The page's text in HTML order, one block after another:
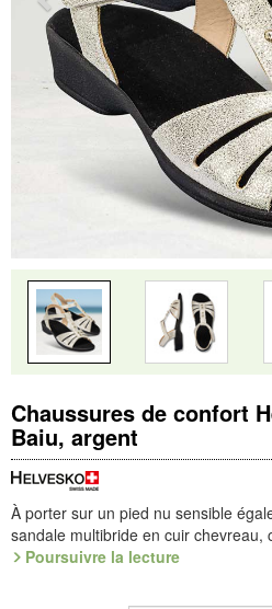
Chaussures de confort
Baiu, argent
À porter sur un pied nu sensible
sandale multibride en cuir chevreau,
pour les fêtes et cérémonies d'été.
microfibre. Semelle Sandale en
Poursuivre la lecture